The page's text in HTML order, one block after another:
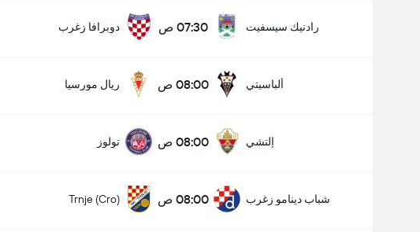
رادنيك سيسفيت 07:30 ص دوبرافا زغرب
ألباسيتي 08:00 ص ريال مورسيا
إلتشي 08:00 ص تولوز
شباب دينامو زغرب 08:00 ص Trnje (Cro)